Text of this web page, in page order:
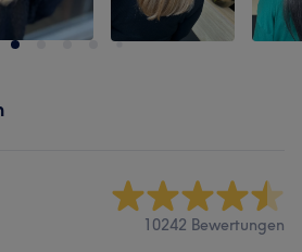
10242 Bewertungen